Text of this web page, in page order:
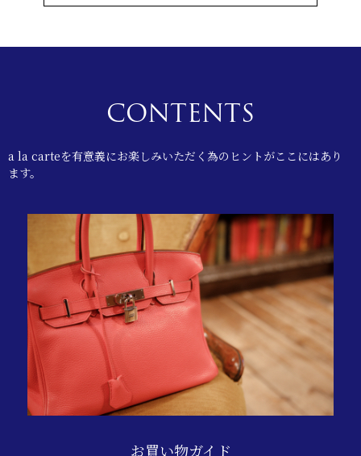
CONTENTS
a la carteを有意義にお楽しみいただく為のヒントがここにはあり
ます。
お買い物ガイド